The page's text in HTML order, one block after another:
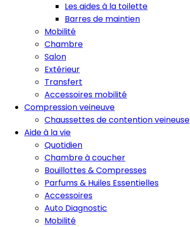
Les aides à la toilette
Barres de maintien
Mobilité
Chambre
Salon
Extérieur
Transfert
Accessoires mobilité
Compression veineuve
Chaussettes de contention veineuse
Aide à la vie
Quotidien
Chambre à coucher
Bouillottes & Compresses
Parfums & Huiles Essentielles
Accessoires
Auto Diagnostic
Mobilité